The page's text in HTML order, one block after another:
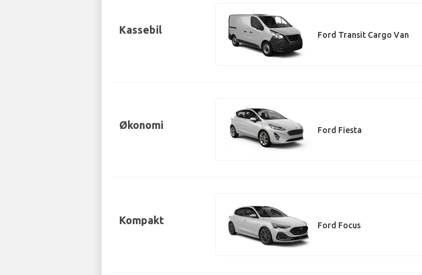
Kassebil Ford Transit Cargo Van
Økonomi Ford Fiesta
Kompakt Ford Focus